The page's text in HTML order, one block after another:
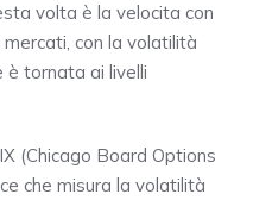
volta è la velocita con
con la volatilità
è tornata ai livelli
(Chicago Board Options
che misura la volatilità